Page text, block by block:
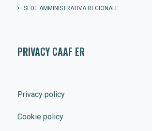
SEDE AMMINISTRATIVA REGIONALE
PRIVACY CAAF ER
Privacy policy
Cookie policy